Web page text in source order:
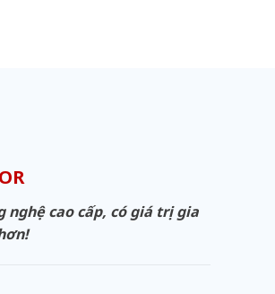
nghệ cao cấp, có giá trị gia